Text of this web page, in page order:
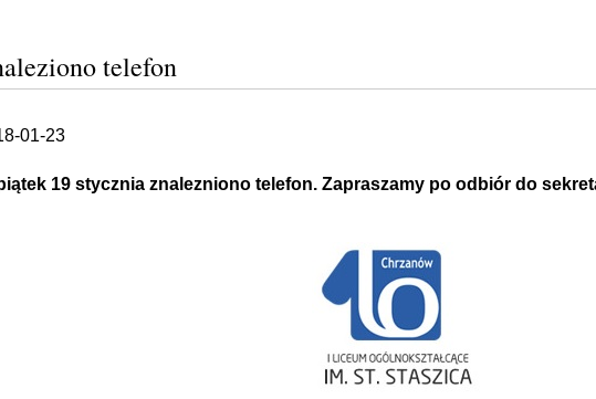
telefon
01-23
19 stycznia znalezniono telefon. Zapraszamy po odbiór do